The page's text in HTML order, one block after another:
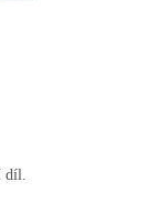
díl.